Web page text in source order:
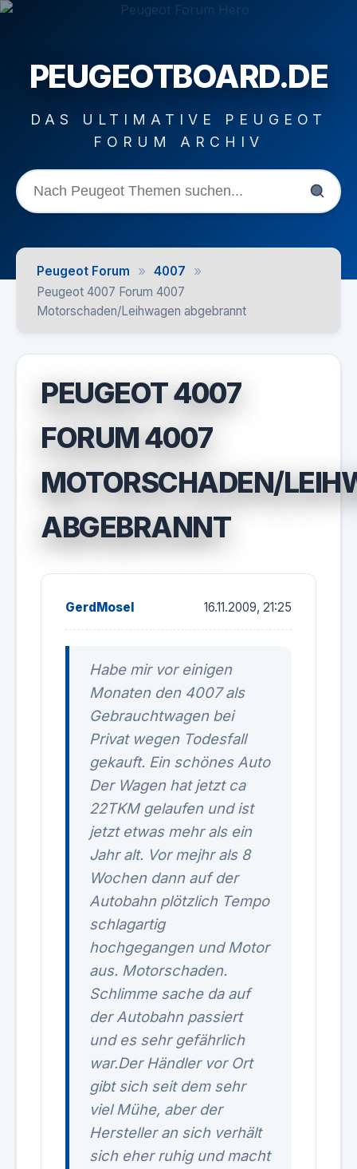
PEUGEOTBOARD.DE
DAS ULTIMATIVE PEUGEOT
FORUM ARCHIV
Peugeot Forum » 4007 »
Peugeot 4007 Forum 4007
Motorschaden/Leihwagen abgebrannt
PEUGEOT 4007
FORUM 4007
MOTORSCHADEN/
ABGEBRANNT
GerdMosel 16.11.2009, 21:25
Habe mir vor einigen
Monaten den 4007 als
Gebrauchtwagen bei
Privat wegen Todesfall
gekauft. Ein schönes Auto
Der Wagen hat jetzt ca
22TKM gelaufen und ist
jetzt etwas mehr als ein
Jahr alt. Vor mejhr als 8
Wochen dann auf der
Autobahn plötzlich Tempo
schlagartig
hochgegangen und Motor
aus. Motorschaden.
Schlimme sache da auf
der Autobahn passiert
und es sehr gefährlich
war.Der Händler vor Ort
gibt sich seit dem sehr
viel Mühe, aber der
Hersteller an sich verhält
sich eher ruhig und macht